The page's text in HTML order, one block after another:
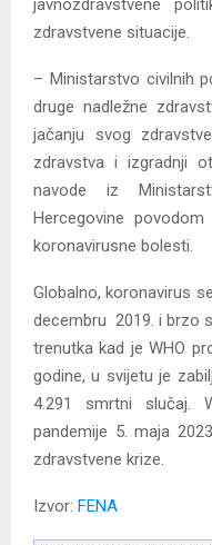
javnozdravstvene
zdravstvene situacije.
– Ministarstvo civilnih
druge nadležne
jačanju svog
zdravstva i izgradnji
navode iz
Hercegovine povodom
koronavirusne bolesti.
Globalno, koronavirus
decembru 2019. i brzo
trenutka kad je WHO
godine, u svijetu je
4.291 smrtni slučaj.
pandemije 5. maja
zdravstvene krize.
Izvor: FENA